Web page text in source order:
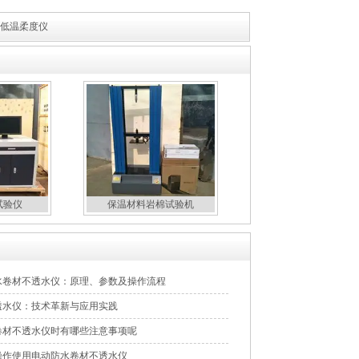
温柔度仪
验仪 保温材料岩棉试验机
材不透水仪：原理、参数及操作流程
仪：技术革新与应用实践
不透水仪时有哪些注意事项呢
使用电动防水卷材不透水仪